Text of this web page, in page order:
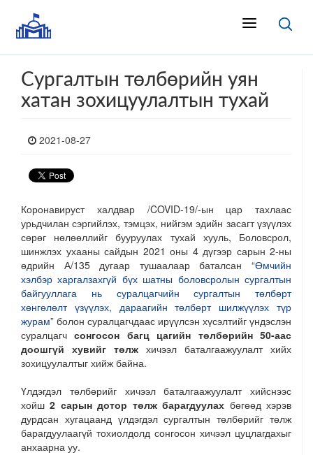
Сургалтын төлбөрийн уян
хатан зохицуулалтын тухай
2021-08-27
Коронавируст халдвар /COVID-19/-ын цар тахлаас
урьдчилан сэргийлэх, тэмцэх, нийгэм эдийн засагт үзүүлэх
сөрөг нөлөөллийг бууруулах тухай хууль, Боловсрол,
шинжлэх ухааны сайдын 2021 оны 4 дүгээр сарын 2-ны
өдрийн А/135 дугаар тушаалаар баталсан “Өмчийн
хэлбэр харгалзахгүй бүх шатны боловсролын сургалтын
байгууллага нь суралцагчийн сургалтын төлбөрт
хөнгөлөлт үзүүлэх, дараагийн төлбөрт шилжүүлэх түр
журам” болон суралцагчдаас ирүүлсэн хүсэлтийг үндэслэн
суралцагчсонгосон багц цагийн төлбөрийн 50-аас
доошгүй хувийг төлж хичээл баталгаажуулалт хийх
зохицуулалтыг хийж байна.
Үлдэгдэл төлбөрийг хичээл баталгаажуулалт хийснээс
хойш2 сарындотор төлж барагдуулах бөгөөд хэрэв
дурдсан хугацаанд үлдэгдэл сургалтын төлбөрийг төлж
барагдуулаагүй тохиолдолд сонгосон хичээл цуцлагдахыг
анхаарна уу.